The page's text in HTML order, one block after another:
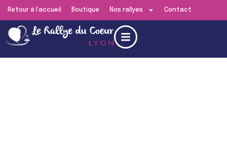
Retour à l’accueil Boutique Nos rallyes Contact